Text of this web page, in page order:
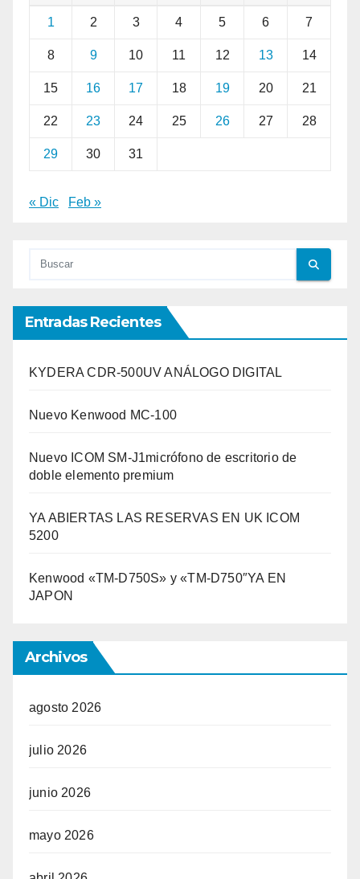
1 2 3 4 5 6 7
8 9 10 11 12 13 14
15 16 17 18 19 20 21
22 23 24 25 26 27 28
29 30 31
« Dic Feb »
Entradas Recientes
KYDERA CDR-500UV ANÁLOGO DIGITAL
Nuevo Kenwood MC-100
Nuevo ICOM SM-J1micrófono de escritorio de
doble elemento premium
YA ABIERTAS LAS RESERVAS EN UK ICOM
5200
Kenwood «TM-D750S» y «TM-D750″YA EN
JAPON
Archivos
agosto 2026
julio 2026
junio 2026
mayo 2026